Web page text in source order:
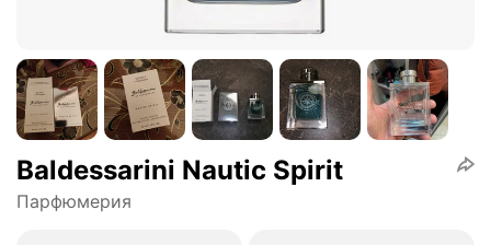
Baldessarini Nautic Spirit
Парфюмерия